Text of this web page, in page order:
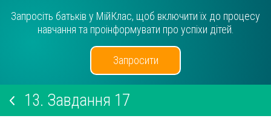
Запросіть батьків у МійКлас, щоб включити їх до процесу
навчання та проінформувати про успіхи дітей.
Запросити
13. Завдання 17